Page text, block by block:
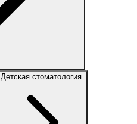
Детская стоматология